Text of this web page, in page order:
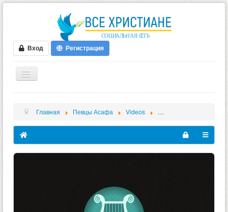
Вход Регистрация
ФОРУМ
ВИДЕО
БЛОГИ
Главная Певцы Асафа Videos Приглашаем на